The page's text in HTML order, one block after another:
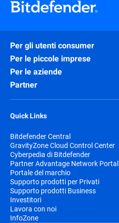
Per gli utenti consumer
Per le piccole imprese
Per le aziende
Partner
Quick Links
Bitdefender Central
GravityZone Cloud Control Center
Cyberpedia di Bitdefender
Partner Advantage Network Portal
Portale del marchio
Supporto prodotti per Privati
Supporto prodotti Business
Investitori
Lavora con noi
InfoZone